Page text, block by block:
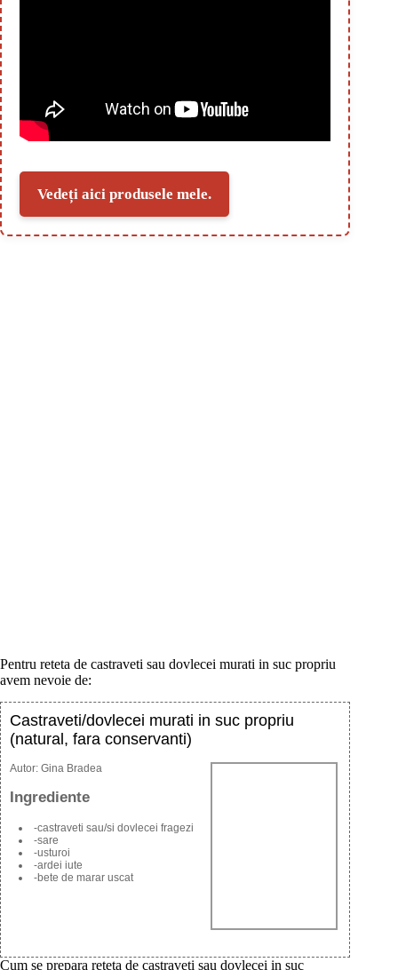
Vedeți aici produsele mele.
Pentru reteta de castraveti sau dovlecei murati in suc propriu
avem nevoie de:
Castraveti/dovlecei murati in suc propriu
(natural, fara conservanti)
Autor: Gina Bradea
Ingrediente
-castraveti sau/si dovlecei fragezi
-sare
-usturoi
-ardei iute
-bete de marar uscat
Cum se prepara reteta de castraveti sau dovlecei in suc